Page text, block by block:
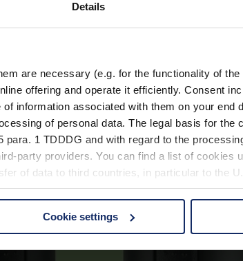
Details
are necessary (e.g. for the functionality of
offering and operate it efficiently. Consent
information associated with them on your end
of personal data. The legal basis for the
para. 1 TDDDG and with regard to the
party providers. You can find a list of cookies
of data to third countries, in particular to the
cookies by clicking on the "Accept all" button
Cookie settings